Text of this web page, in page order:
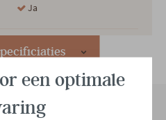
Ja
Rechthoek
een optimale